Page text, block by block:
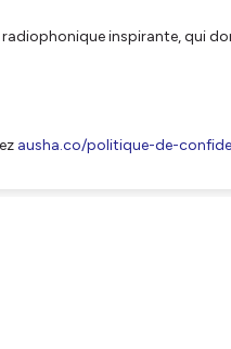
radiophonique inspirante, qui
ausha.co/politique-de-